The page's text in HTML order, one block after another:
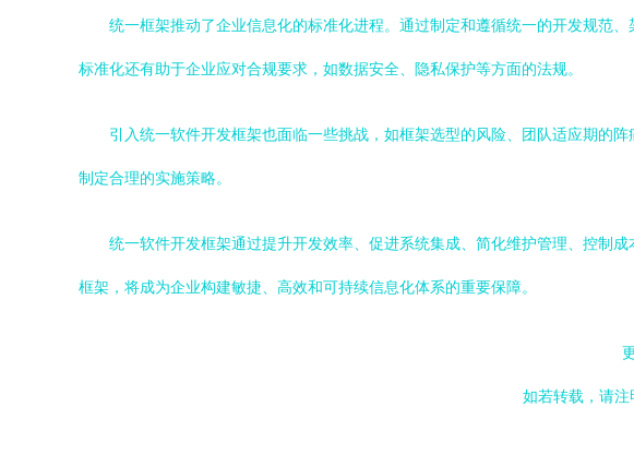
统一框架推动了企业信息化的标准化进程。通过制定和遵循统一的开发规范
标准化还有助于企业应对合规要求，如数据安全、隐私保护等方面的法规。
引入统一软件开发框架也面临一些挑战，如框架选型的风险、团队适应期的
制定合理的实施策略。
统一软件开发框架通过提升开发效率、促进系统集成、简化维护管理、控制
框架，将成为企业构建敏捷、高效和可持续信息化体系的重要保障。
如若转载，请